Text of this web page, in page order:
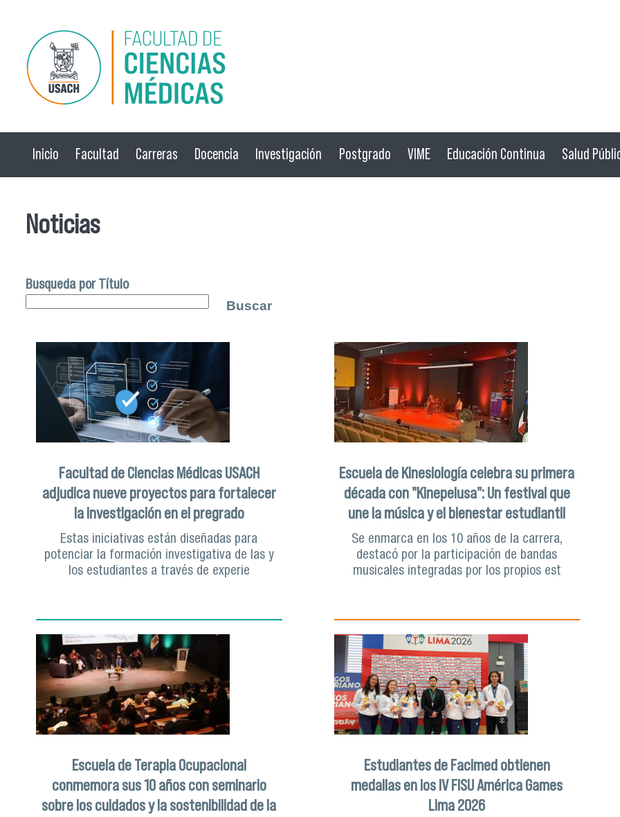
Pasar al contenido principal
Inicio Facultad Carreras Docencia Investigación Postgrado VIME Educación Continua Salud
Noticias
Busqueda por Título
Facultad de Ciencias Médicas USACH
adjudica nueve proyectos para fortalecer
la investigación en el pregrado
Estas iniciativas están diseñadas para
potenciar la formación investigativa de las y
los estudiantes a través de experie
Escuela de Kinesiología celebra su primera
década con "Kinepelusa": Un festival que
une la música y el bienestar estudiantil
Se enmarca en los 10 años de la carrera,
destacó por la participación de bandas
musicales integradas por los propios est
Escuela de Terapia Ocupacional
conmemora sus 10 años con seminario
sobre los cuidados y la sostenibilidad de la
Estudiantes de Facimed obtienen
medallas en los IV FISU América Games
Lima 2026